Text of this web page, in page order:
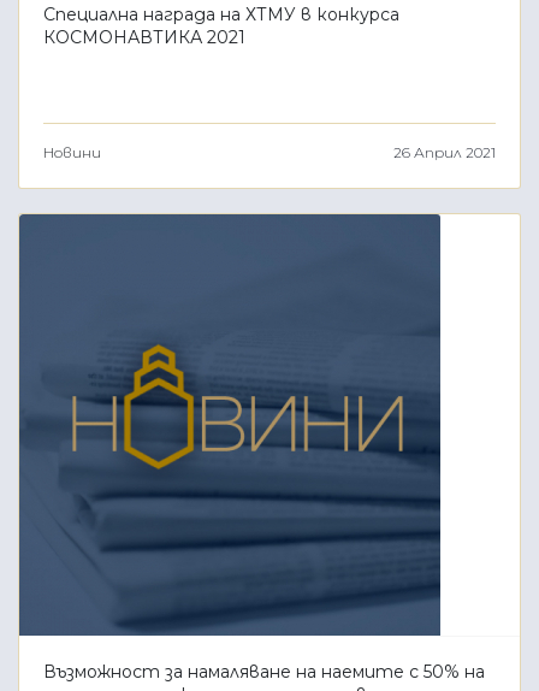
Специална награда на ХТМУ в конкурса
КОСМОНАВТИКА 2021
Новини 26 Април 2021
Възможност за намаляване на наемите с 50% на